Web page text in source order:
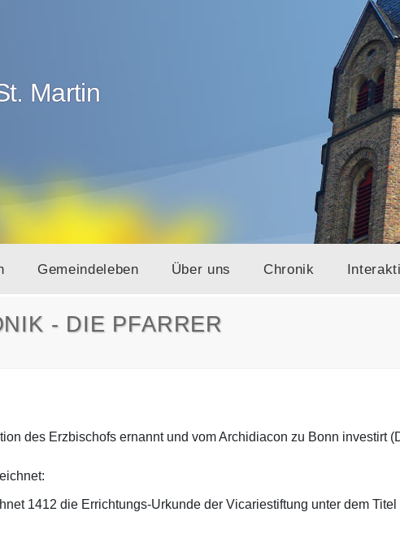
Martin
Gemeindeleben Über uns Chronik
- DIE PFARRER
des Erzbischofs ernannt und vom Archidiacon zu Bonn investirt
1412 die Errichtungs-Urkunde der Vicariestiftung unter dem Titel